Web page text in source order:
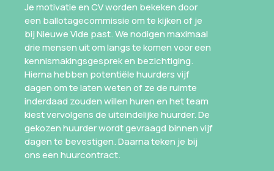
Je motivatie en CV worden bekeken door
een ballotagecommissie om te kijken of je
bij Nieuwe Vide past. We nodigen maximaal
drie mensen uit om langs te komen voor een
kennismakingsgesprek en bezichtiging.
Hierna hebben potentiële huurders vijf
dagen om te laten weten of ze de ruimte
inderdaad zouden willen huren en het team
kiest vervolgens de uiteindelijke huurder. De
gekozen huurder wordt gevraagd binnen vijf
dagen te bevestigen. Daarna teken je bij
ons een huurcontract.